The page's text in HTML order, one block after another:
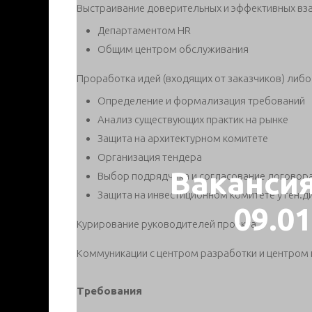
Выстраивание доверительных и эффективных
Департаментом HR
Общим центром обслуживания
Проработка идей (входящих от заказчиков)
Определение и формализация требований
Анализ существующих практик на рынке
Защита на архитектурном комитете
Организация тендера
Выбор подрядчика и согласование
Защита на инвестиционном комитете у
Курирование руководителей проекта
Коммуникации с центром разработки и
Требования